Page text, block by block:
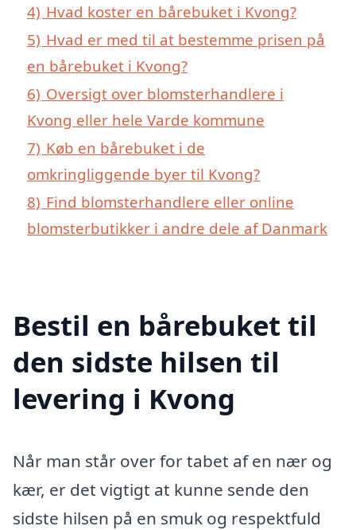
4) Hvad koster en bårebuket i Kvong?
5) Hvad er med til at bestemme prisen på
en bårebuket i Kvong?
6) Oversigt over blomsterhandlere i
Kvong eller hele Varde kommune
7) Køb en bårebuket i de
omkringliggende byer til Kvong?
8) Find blomsterhandlere eller online
blomsterbutikker i andre dele af Danmark
Bestil en bårebuket til
den sidste hilsen til
levering i Kvong
Når man står over for tabet af en nær og
kær, er det vigtigt at kunne sende den
sidste hilsen på en smuk og respektfuld